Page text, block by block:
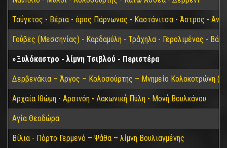
Ταΰγετος - Βέρια - όρος Πάρνωνας - Καστάνιτσα - Άστρος - Άνω
Γούβες (Μεσσηνίας) - Καρδαμύλη - Τράχηλα - Γερολιμένας -
Ξυλόκαστρο - λίμνη Τσιβλού - Περιστέρα
Δερβενάκια – Άργος – Κολοσούρτης – Μνημείο Κολοκοτρώνη
Αρχαία Ιθώμη - Αρσινόη - Λακωνική Πύλη - Μονή Βουλκάνου
Αγία Θεοδώρα
Βίλια - Πόρτο Γερμενό – Ψάθα – λίμνη Βουλιαγμένης